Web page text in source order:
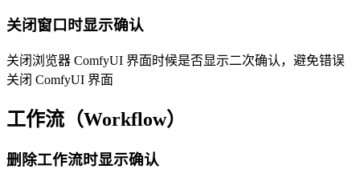
关闭窗口时显示确认
关闭浏览器 ComfyUI 界面时候是否显示二次确认，避免错误
关闭 ComfyUI 界面
工作流（Workflow）
删除工作流时显示确认